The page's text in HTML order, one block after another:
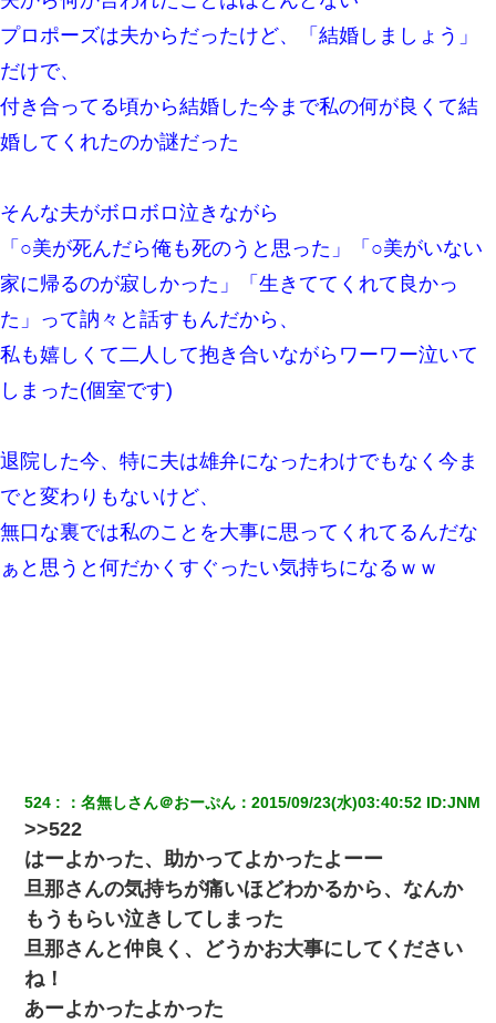
私が遺産を相続。→それを知った義両親が「旅行代金を出せ！」
「リフォーム費用を負担しろ！」「金の管理は私達がする！」と
浅ましくも集りにきた。
ホテルに泊まったんだけど従業員が最悪だった。折角の旅行で何
故私が怒鳴られなきゃいけなかったのだ
私は家が貧しくて、手に職をつけようと看護師になった。だけど
嫁に不倫されたから嫁と不倫相手に1000万の慰謝料請求した
義兄嫁「娘が大学に入ったら下宿させて」私「しつこい、学校斡
旋のアパートに行け」→ 旦那が義兄に通報したら「志望校を変え
日曜日、会社の窓を見ると同僚の姿。俺（あれ？ディズニーシー
じゃ？）→俺電話「今何してんの？」同僚「シーで並んでるこ
と！」俺「会社にいない？」→次の瞬間、すごい鳥肌が立った
【画像】女上司(30)「終電なくなったね…部屋くる？」ワイ「行
きます！」
隣室のお婆ちゃん「下階からの異臭に困ってる、今もすっごく臭
い」私「変だなあ～なにも臭わないよ」→ その後。警察『絶対に
窓とドアを開けないで』
【GJ!】会社から帰宅中、広い駐車場にエンジンかけっ放しの車を
発見。しかも「ヒィ～」みたいな声も聞こえてきたので気になっ
て近寄ったら女の子がおっさんの下敷きになってた
生保レディと行為する為に駆け引きしてみた結果ｗｗｗｗｗｗｗ
ｗｗｗｗｗ
プロポーズは夫からだったけど、「結婚しましょう」
だけで、
付き合ってる頃から結婚した今まで私の何が良くて結
婚してくれたのか謎だった
そんな夫がボロボロ泣きながら
「○美が死んだら俺も死のうと思った」「○美がいない
家に帰るのが寂しかった」「生きててくれて良かっ
た」って訥々と話すもんだから、
私も嬉しくて二人して抱き合いながらワーワー泣いて
しまった(個室です)
退院した今、特に夫は雄弁になったわけでもなく今ま
でと変わりもないけど、
無口な裏では私のことを大事に思ってくれてるんだな
ぁと思うと何だかくすぐったい気持ちになるｗｗ
524 ：名無しさん＠おーぷん ：2015/09/23(水)03:40:52 ID:JNM
>>522
はーよかった、助かってよかったよーー
旦那さんの気持ちが痛いほどわかるから、なんか
もうもらい泣きしてしまった
旦那さんと仲良く、どうかお大事にしてください
ね！
あーよかったよかった